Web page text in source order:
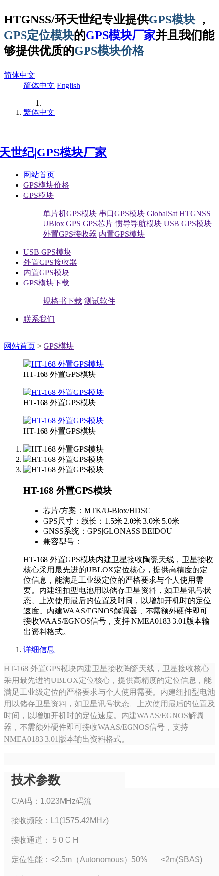
HTGNSS/环天世纪专业提供GPS模块，
GPS定位模块的GPS模块厂家并且我们能
够提供优质的GPS模块价格
简体中文
简体中文 English
|
繁体中文
网站首页
GPS模块价格
GPS模块
单片机GPS模块 串口GPS模块 GlobalSat HTGNSS
UBlox GPS GPS芯片 惯导导航模块 USB GPS模块
外置GPS接收器 内置GPS模块
USB GPS模块
外置GPS接收器
内置GPS模块
GPS模块下载
规格书下载 测试软件
联系我们
网站首页 > GPS模块
HT-168 外置GPS模块
HT-168 外置GPS模块
HT-168 外置GPS模块
HT-168 外置GPS模块
芯片/方案： MTK/U-Blox/HDSC
GPS尺寸： 线长：1.5米|2.0米|3.0米|5.0米
GNSS系统： GPS|GLONASS|BEIDOU
兼容型号：
HT-168 外置GPS模块内建卫星接收陶瓷天线，卫星接收
核心采用最先进的UBLOX定位核心，提供高精度的定
位信息，能满足工业级定位的严格要求与个人使用需
要。内建纽扣型电池用以储存卫星资料，如卫星讯号状
态、上次使用最后的位置及时间，以增加开机时的定位
速度。内建WAAS/EGNOS解调器，不需额外硬件即可
接收WAAS/EGNOS信号，支持 NMEA0183 3.01版本输
出资料格式。
详细信息
HT-168 外置GPS模块内建卫星接收陶瓷天线，卫星接收核心
采用最先进的UBLOX定位核心，提供高精度的定位信息，能
满足工业级定位的严格要求与个人使用需要。内建纽扣型电池
用以储存卫星资料，如卫星讯号状态、上次使用最后的位置及
时间，以增加开机时的定位速度。内建WAAS/EGNOS解调
器，不需额外硬件即可接收WAAS/EGNOS信号，支持
NMEA0183 3.01版本输出资料格式。
技术参数
C/A码：1.023MHz码流
接收频段：L1(1575.42MHz)
接收通道： 5 0 C H
定位性能：<2.5m（Autonomous）50% <2m(SBAS)